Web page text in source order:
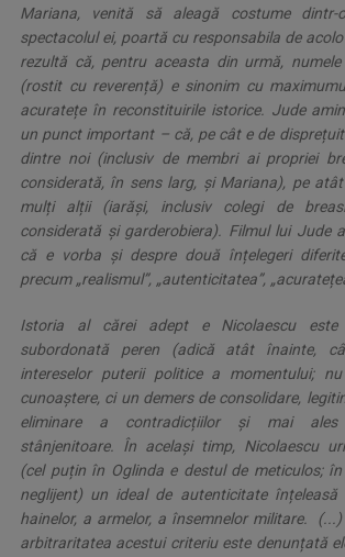
Mariana, venită să aleagă costume dintr-
spectacolul ei, poartă cu responsabila de
rezultă că, pentru aceasta din urmă, numele
(rostit cu reverență) e sinonim cu
acuratețe în reconstituirile istorice. Jude
un punct important – că, pe cât e de
dintre noi (inclusiv de membri ai propriei
considerată, în sens larg, și Mariana), pe
mulți alții (iarăși, inclusiv colegi de
considerată și garderobiera). Filmul lui Jude
că e vorba și despre două înțelegeri
precum „realismul”, „autenticitatea”,
Istoria al cărei adept e Nicolaescu
subordonată peren (adică atât înainte,
intereselor puterii politice a momentului;
cunoaștere, ci un demers de consolidare,
eliminare a contradicțiilor și mai ales
stânjenitoare. În același timp, Nicolaescu
(cel puțin în Oglinda e destul de meticulos;
neglijent) un ideal de autenticitate
hainelor, a armelor, a însemnelor militare.
arbitraritatea acestui criteriu este denunțată